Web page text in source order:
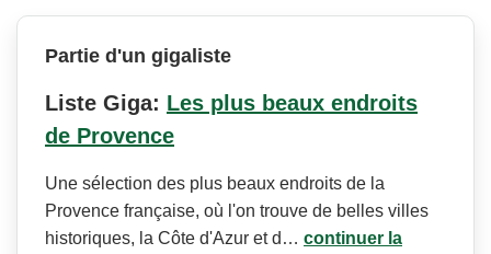
Partie d'un gigaliste
Liste Giga: Les plus beaux endroits
de Provence
Une sélection des plus beaux endroits de la
Provence française, où l'on trouve de belles villes
historiques, la Côte d'Azur et d… continuer la